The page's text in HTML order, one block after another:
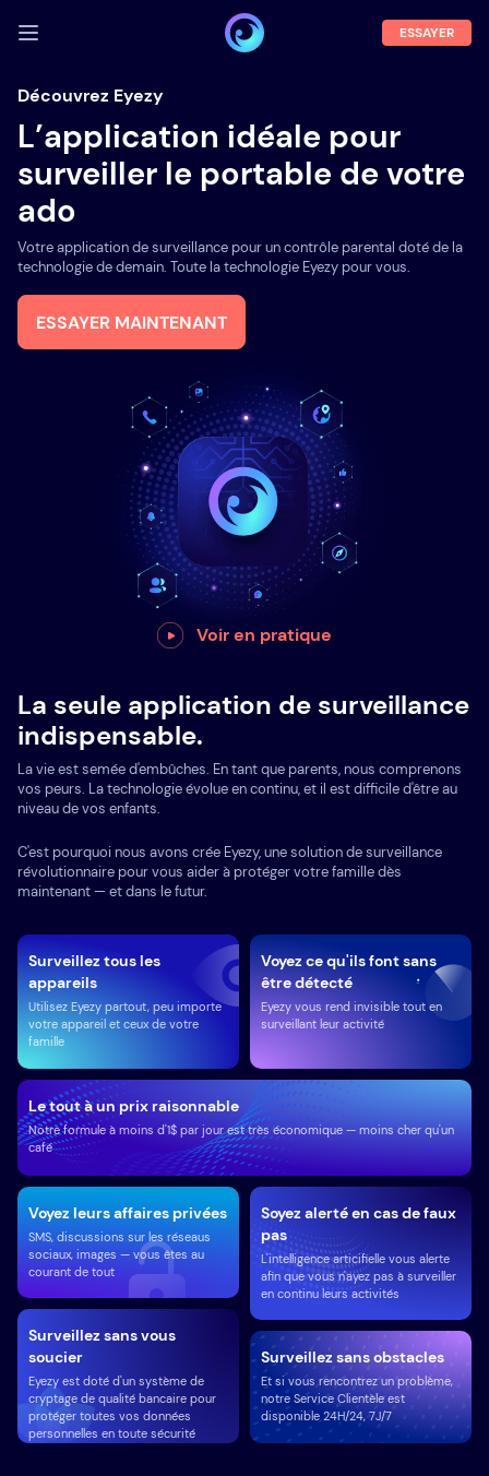
SE CONNECTER
Démo
Fonctions
A propos
Blog
ESSAYER
Découvrez Eyezy
L’application idéale pour
surveiller le portable de votre
ado
Votre application de surveillance pour un contrôle parental doté de la
technologie de demain. Toute la technologie Eyezy pour vous.
ESSAYER MAINTENANT
Voir en pratique
La seule application de surveillance
indispensable.
La vie est semée d'embûches. En tant que parents, nous comprenons
vos peurs. La technologie évolue en continu, et il est difficile d'être au
niveau de vos enfants.
C'est pourquoi nous avons crée Eyezy, une solution de surveillance
révolutionnaire pour vous aider à protéger votre famille dès
maintenant — et dans le futur.
Surveillez tous les
appareils
Utilisez Eyezy partout, peu importe
votre appareil et ceux de votre
famille
Voyez ce qu'ils font sans
être détecté
Eyezy vous rend invisible tout en
surveillant leur activité
Surveillez sans vous
soucier
Eyezy est doté d'un système de
cryptage de qualité bancaire pour
protéger toutes vos données
personnelles en toute sécurité
Voyez leurs affaires privées
SMS, discussions sur les réseaus
sociaux, images — vous êtes au
courant de tout
Le tout à un prix raisonnable
Notre formule à moins d'1$ par jour est très économique — moins cher qu'un
café
Soyez alerté en cas de faux
pas
L'intelligence articifielle vous alerte
afin que vous n'ayez pas à surveiller
en continu leurs activités
Surveillez sans obstacles
Et si vous rencontrez un problème,
notre Service Clientèle est
disponible 24H/24, 7J/7